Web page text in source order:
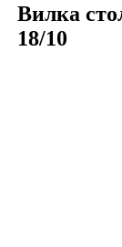
Вилка
18/10